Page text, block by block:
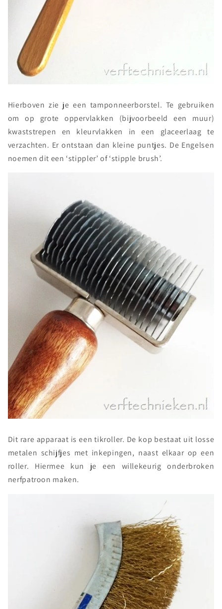
Hierboven zie je een tamponneerborstel. Te gebruiken
om op grote oppervlakken (bijvoorbeeld een muur)
kwaststrepen en kleurvlakken in een glaceerlaag te
verzachten. Er ontstaan dan kleine puntjes. De Engelsen
noemen dit een ‘stippler’ of ‘stipple brush’.
Dit rare apparaat is een tikroller. De kop bestaat uit losse
metalen schijfjes met inkepingen, naast elkaar op een
roller. Hiermee kun je een willekeurig onderbroken
nerfpatroon maken.